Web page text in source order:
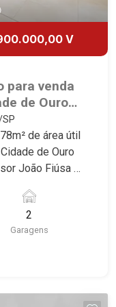
Vila Seixas,
Lagoinha,
Macedo,
Jardim Ana
dos
Città
Preto.
V
para venda
de Ouro
SP.de área útil
de Ouro
João Fiúsa -
que a
você: -
e ar-
-
2
Garagens